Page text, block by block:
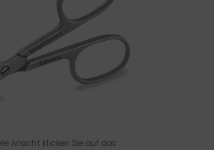
Ansicht klicken Sie auf das